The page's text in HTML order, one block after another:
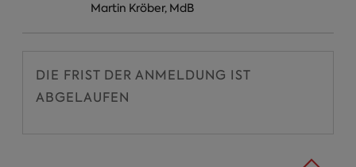
Martin Kröber, MdB
DIE FRIST DER ANMELDUNG IST
ABGELAUFEN